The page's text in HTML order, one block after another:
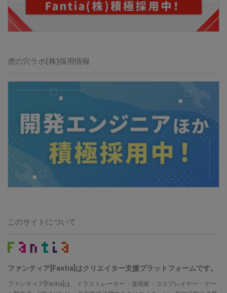
虎の穴ラボ(株)採用情報
このサイトについて
ファンティア[Fantia]はクリエイター支援プラットフォームです。
ファンティア[Fantia]は、イラストレーター・漫画家・コスプレイヤー・ゲー